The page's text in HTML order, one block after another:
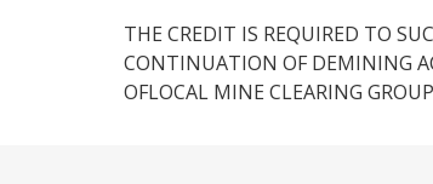
THE CREDIT IS REQUIRED TO
CONTINUATION OF DEMINING
OFLOCAL MINE CLEARING